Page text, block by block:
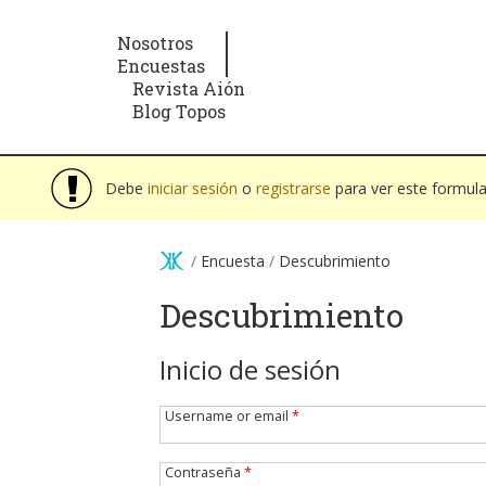
Nosotros
Encuestas
Revista Aión
Blog Topos
Mensaje de advertencia
Debe iniciar sesión o registrarse para ver este
/ Encuesta / Descubrimiento
Descubrimiento
Inicio de sesión
Username or email *
Contraseña *